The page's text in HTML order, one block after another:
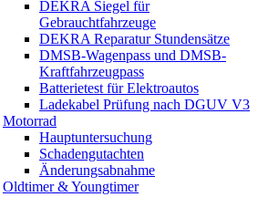
DEKRA Siegel für
Gebrauchtfahrzeuge
DEKRA Reparatur Stundensätze
DMSB-Wagenpass und DMSB-
Kraftfahrzeugpass
Batterietest für Elektroautos
Ladekabel Prüfung nach DGUV V3
Motorrad
Hauptuntersuchung
Schadengutachten
Änderungsabnahme
Oldtimer & Youngtimer